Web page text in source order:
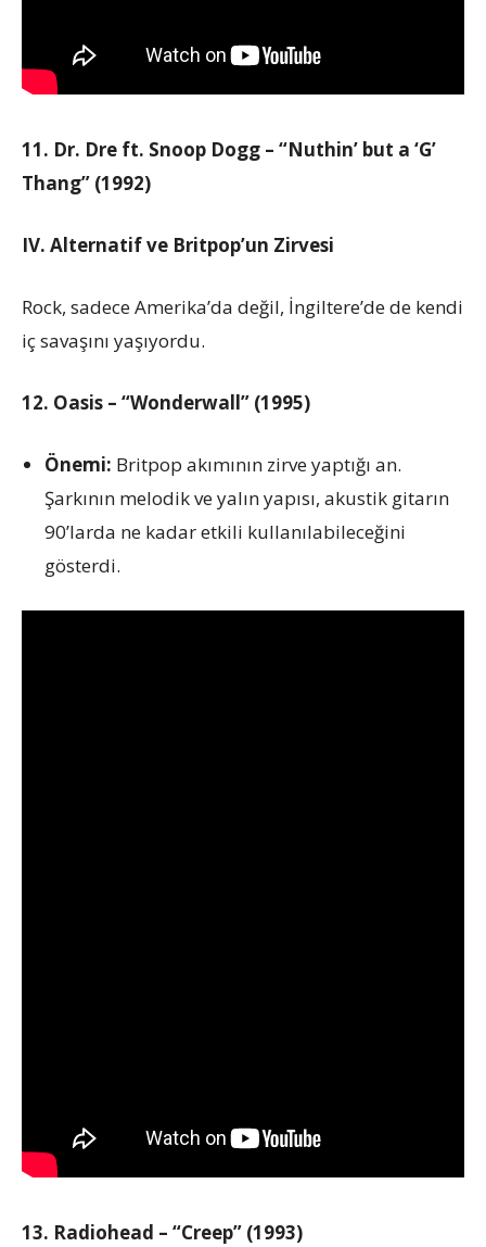
11. Dr. Dre ft. Snoop Dogg – “Nuthin’ but a ‘G’
Thang” (1992)
IV. Alternatif ve Britpop’un Zirvesi
Rock, sadece Amerika’da değil, İngiltere’de de kendi
iç savaşını yaşıyordu.
12. Oasis – “Wonderwall” (1995)
Önemi: Britpop akımının zirve yaptığı an.
Şarkının melodik ve yalın yapısı, akustik gitarın
90’larda ne kadar etkili kullanılabileceğini
gösterdi.
13. Radiohead – “Creep” (1993)